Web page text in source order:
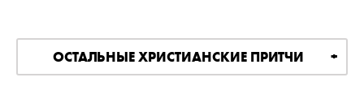
ОСТАЛЬНЫЕ ХРИСТИАНСКИЕ ПРИТЧИ